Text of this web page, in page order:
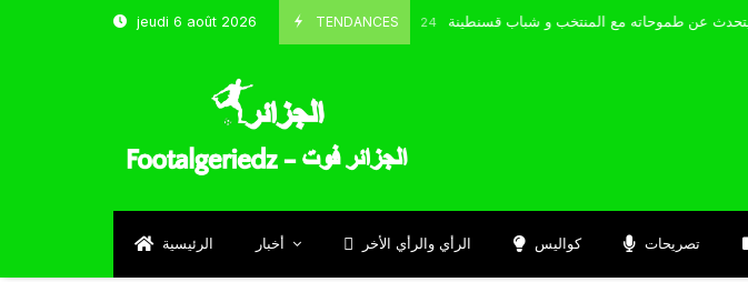
jeudi 6 août 2026 TENDANCES
Octobre 8, 2024 بوحلفاية يتحدث عن طموحاته مع المنتخب و شباب قسنطينة
الرئيسية أخبار الرأي والرأي الأخر كواليس تصريحات